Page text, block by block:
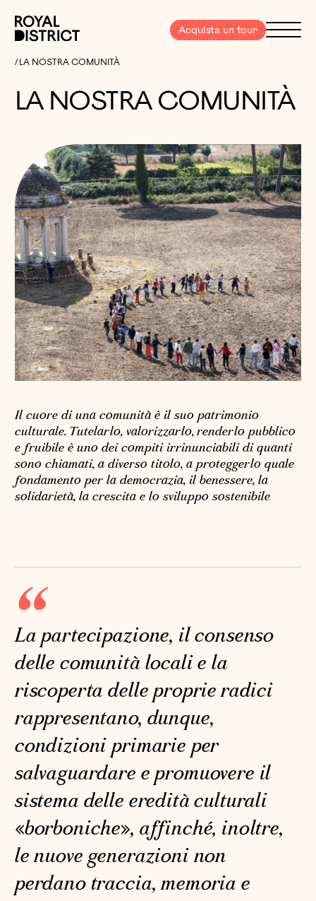
Royal District
Acquista un tour Menu
LA NOSTRA COMUNITÀ
LA NOSTRA COMUNITÀ
Il cuore di una comunità è il suo patrimonio
culturale. Tutelarlo, valorizzarlo, renderlo pubblico
e fruibile è uno dei compiti irrinunciabili di quanti
sono chiamati, a diverso titolo, a proteggerlo quale
fondamento per la democrazia, il benessere, la
solidarietà, la crescita e lo sviluppo sostenibile
La partecipazione, il consenso
delle comunità locali e la
riscoperta delle proprie radici
rappresentano, dunque,
condizioni primarie per
salvaguardare e promuovere il
sistema delle eredità culturali
«borboniche», affinché, inoltre,
le nuove generazioni non
perdano traccia, memoria e